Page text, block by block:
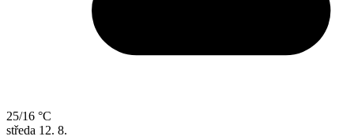
25/16 °C
středa 12. 8.